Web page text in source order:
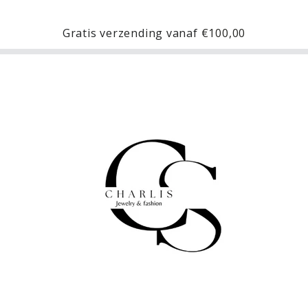
Gratis verzending vanaf €100,00